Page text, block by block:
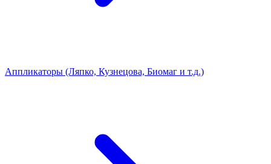
Аппликаторы (Ляпко, Кузнецова, Биомаг и т.д.)